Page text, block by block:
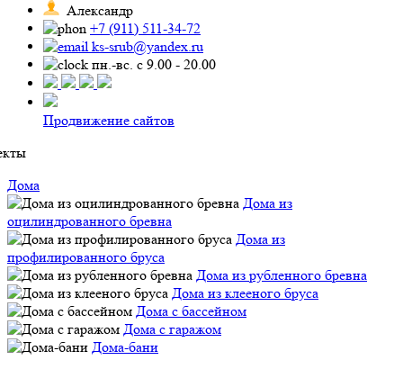
Александр
+7 (911) 511-34-72
ks-srub@yandex.ru
пн.-вс. с 9.00 - 20.00
Продвижение сайтов
Дома
Дома из
оцилиндрованного бревна
Дома из
профилированного бруса
Дома из рубленного бревна
Дома из клееного бруса
Дома с бассейном
Дома с гаражом
Дома-бани